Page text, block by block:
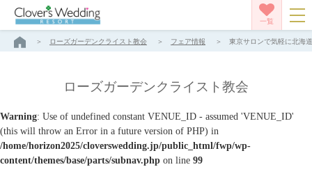
一覧
ローズガーデンクライスト教会 フェア情報 東京サロンで気軽に北海
ローズガーデンクライスト教会
Warning: Use of undefined constant VENUE_ID - assumed 'VENUE_ID'
(this will throw an Error in a future version of PHP) in
/home/horizon2025/cloverswedding.jp/public_html/fwp/wp-
content/themes/base/parts/subnav.php on line 99